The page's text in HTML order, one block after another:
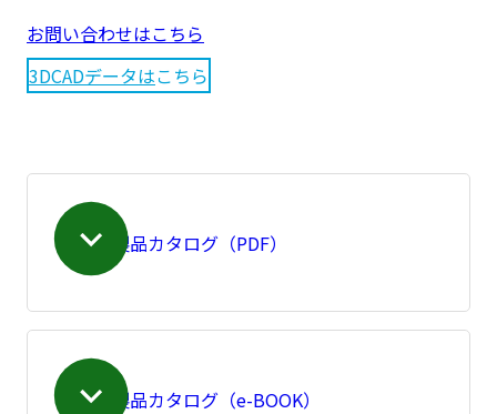
お問い合わせはこちら
3DCADデータはこちら
製品カタログ（PDF）
製品カタログ（e-BOOK）